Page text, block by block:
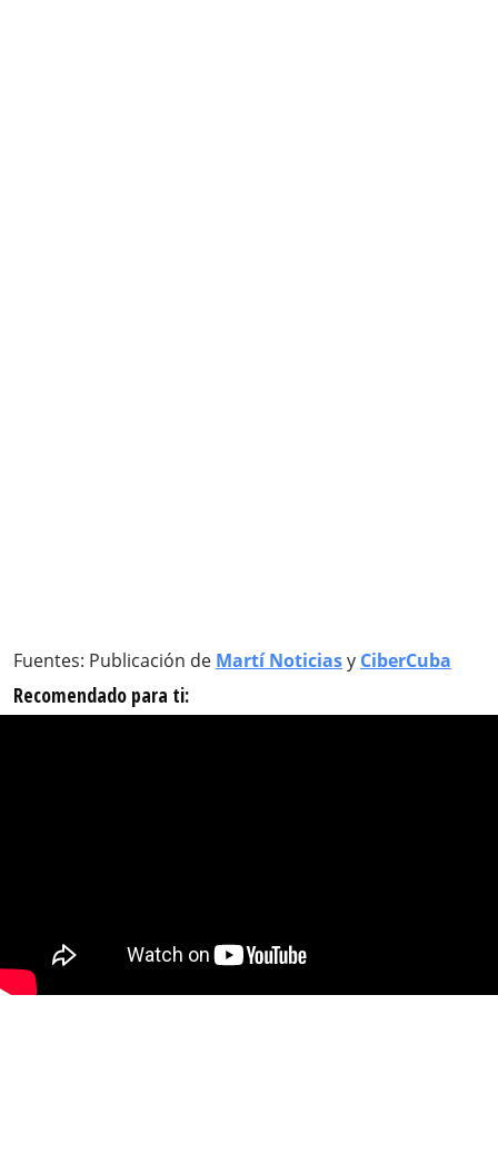
Fuentes: Publicación de Martí Noticiasy CiberCuba
Recomendado para ti: